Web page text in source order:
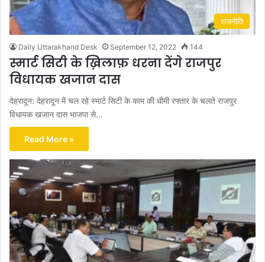
राजनीति
Daily Uttarakhand Desk September 12, 2022 144
स्मार्ट सिटी के ख़िलाफ़ धरना देंगे राजपुर
विधायक खजान दास
देहरादून: देहरादून में चल रहे स्मार्ट सिटी के काम की धीमी रफ्तार के चलते राजपुर
विधायक खजान दास भाजपा से…
Read More »